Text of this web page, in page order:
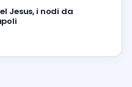
Jesus, i nodi da